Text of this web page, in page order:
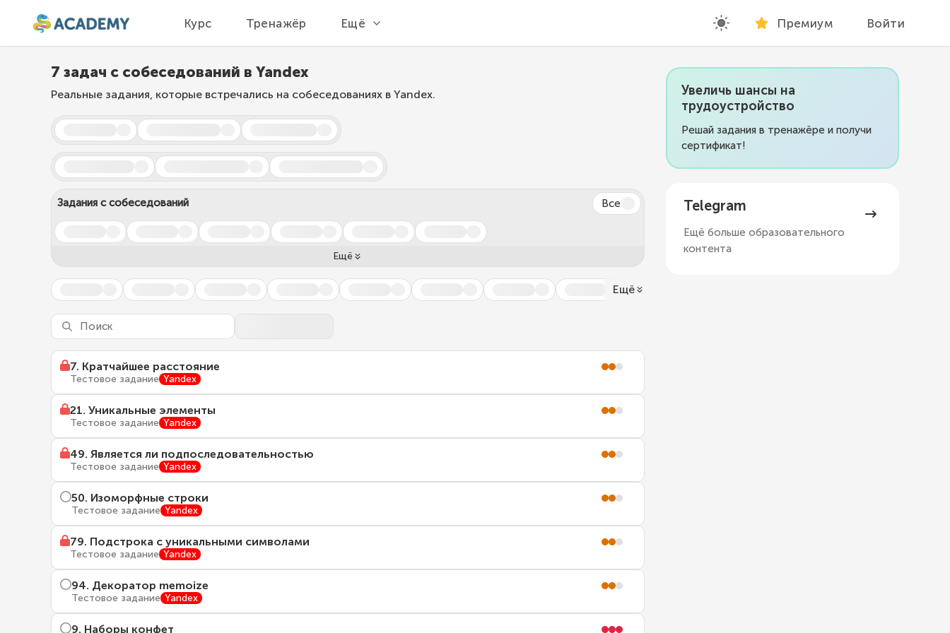
Курс Тренажёр Ещё Премиум Войти
7 задач с собеседований в Yandex
Реальные задания, которые встречались на собеседованиях в Yandex.
Задания с собеседований Все
Ещё
Ещё
7. Кратчайшее расстояние
Тестовое задание Yandex
21. Уникальные элементы
Тестовое задание Yandex
49. Является ли подпоследовательностью
Тестовое задание Yandex
50. Изоморфные строки
Тестовое задание Yandex
79. Подстрока с уникальными символами
Тестовое задание Yandex
94. Декоратор memoize
Тестовое задание Yandex
9. Наборы конфет
Увеличь шансы на
трудоустройство
Решай задания в тренажёре и получи
сертификат!
Telegram
Ещё больше образовательного
контента